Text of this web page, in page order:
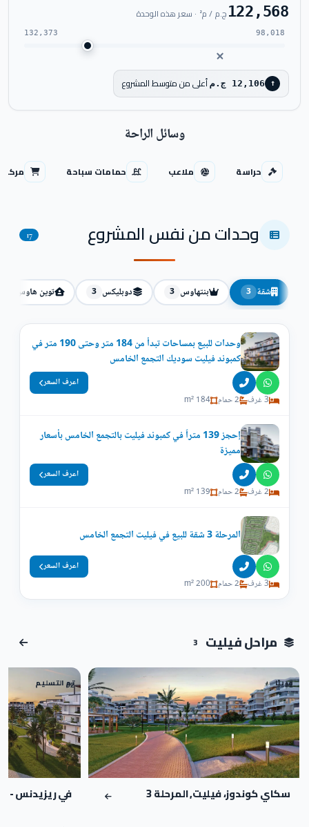
122,568ج.م / م² · سعر هذه الوحدة
98,018
132,373
↑ 12,106 ج.م أعلى من متوسط المشروع
وسائل الراحة
حراسة ملاعب حمامات سباحة مركز
وحدات من نفس المشروع 17
شقة 3 بنتهاوس 3 دوبليكس 3 توين هاوس
وحدات للبيع بمساحات تبدأ من 184 متر وحتى 190 متر في
كمبوند فيليت سوديك التجمع الخامس
3 غرف 2 حمام 184 m²
اعرف السعر
إحجز 139 متراً في كمبوند فيليت بالتجمع الخامس بأسعار
مميزة
2 غرف 2 حمام 139 m²
اعرف السعر
المرحلة 3 شقة للبيع في فيليت التجمع الخامس
3 غرف 2 حمام 200 m²
اعرف السعر
مراحل فيليت 3
قريبًا
01
سكاي كوندوز، فيليت, المرحلة 3
تم التسليم
02
في ريزيدنس -